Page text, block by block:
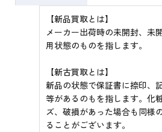
【新品買取とは】
メーカー出荷時の未開封、未
用状態のものを指します。
【新古買取とは】
新品の状態で保証書に捺印、
等があるのもを指します。化
ズ、破損があった場合も同様
ることがございます。